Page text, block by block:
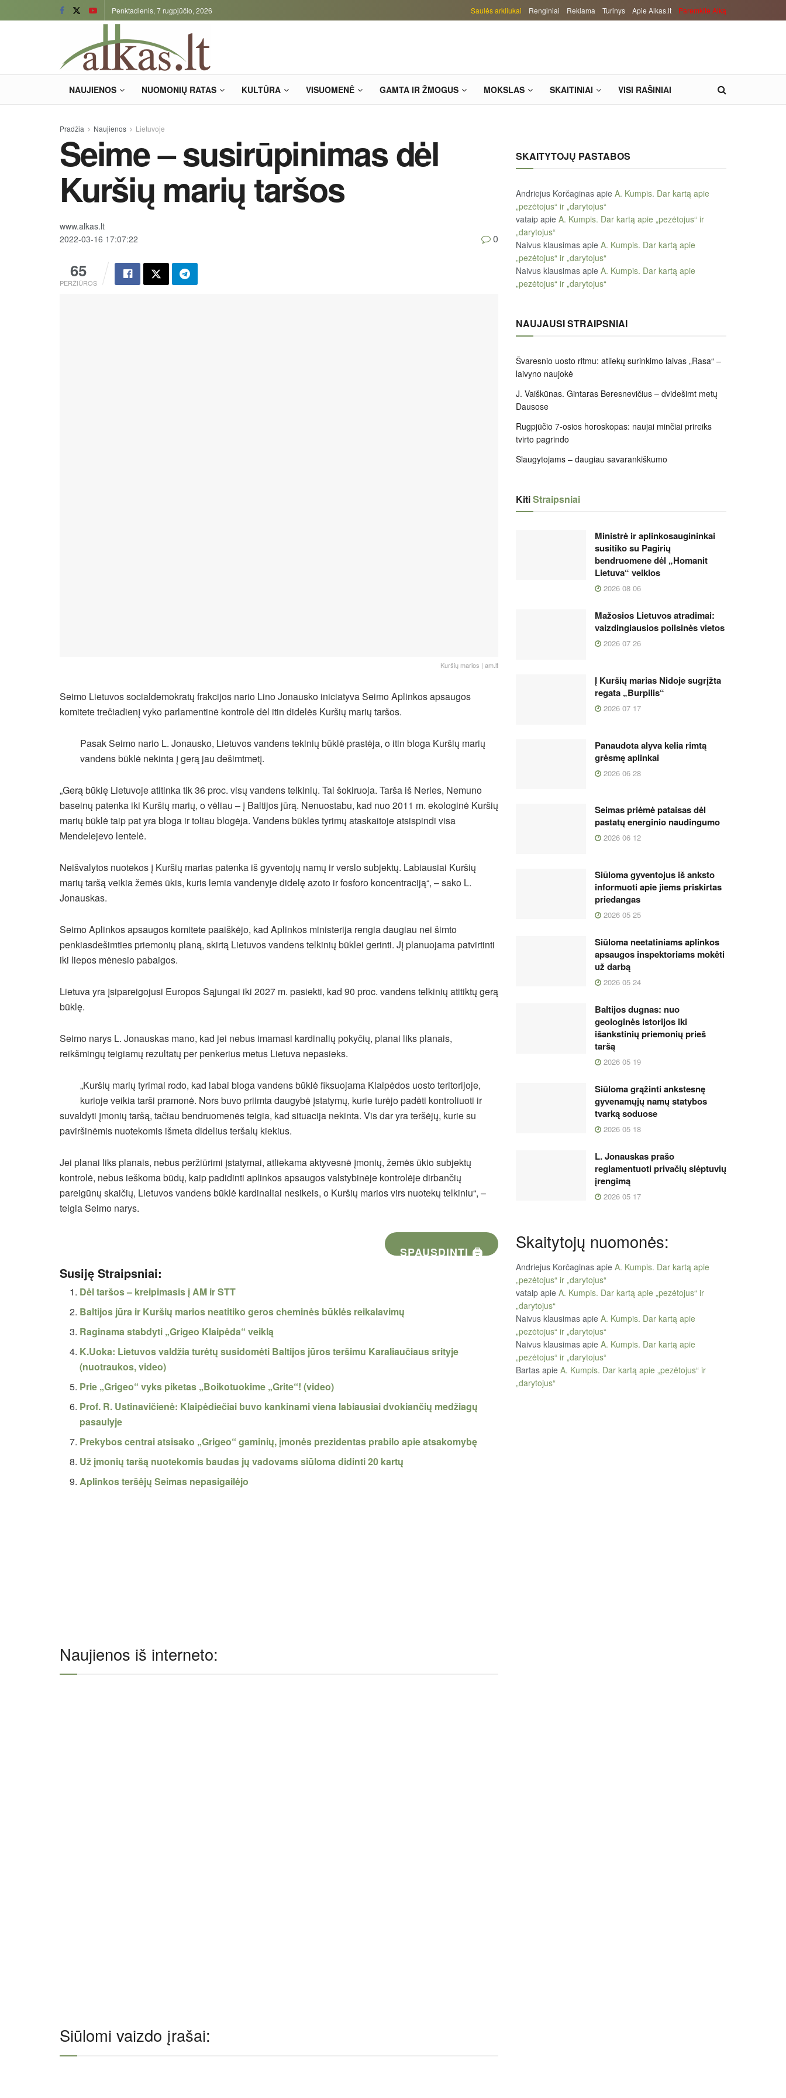
Penktadienis, 7 rugpjūčio, 2026 Saulės arkliukai Renginiai Reklama Turinys Apie Alkas.lt Paremkite Alką
NAUJIENOS NUOMONIŲ RATAS KULTŪRA VISUOMENĖ GAMTA IR ŽMOGUS MOKSLAS SKAITINIAI VISI RAŠINIAI
Pradžia Naujienos Lietuvoje
Seime – susirūpinimas dėl
Kuršių marių taršos
www.alkas.lt
2022-03-16 17:07:22
65
PERŽIŪROS
0
Kuršių marios | am.lt
Seimo Lietuvos socialdemokratų frakcijos nario Lino Jonausko iniciatyva Seimo Aplinkos apsaugos
komitete trečiadienį vyko parlamentinė kontrolė dėl itin didelės Kuršių marių taršos.
Pasak Seimo nario L. Jonausko, Lietuvos vandens tekinių būklė prastėja, o itin bloga Kuršių marių
vandens būklė nekinta į gerą jau dešimtmetį.
„Gerą būklę Lietuvoje atitinka tik 36 proc. visų vandens telkinių. Tai šokiruoja. Tarša iš Neries, Nemuno
baseinų patenka iki Kuršių marių, o vėliau – į Baltijos jūrą. Nenuostabu, kad nuo 2011 m. ekologinė Kuršių
marių būklė taip pat yra bloga ir toliau blogėja. Vandens būklės tyrimų ataskaitoje atsispindi visa
Mendelejevo lentelė.
Neišvalytos nuotekos į Kuršių marias patenka iš gyventojų namų ir verslo subjektų. Labiausiai Kuršių
marių taršą veikia žemės ūkis, kuris lemia vandenyje didelę azoto ir fosforo koncentraciją“, – sako L.
Jonauskas.
Seimo Aplinkos apsaugos komitete paaiškėjo, kad Aplinkos ministerija rengia daugiau nei šimto
penkiasdešimties priemonių planą, skirtą Lietuvos vandens telkinių būklei gerinti. Jį planuojama patvirtinti
iki liepos mėnesio pabaigos.
Lietuva yra įsipareigojusi Europos Sąjungai iki 2027 m. pasiekti, kad 90 proc. vandens telkinių atitiktų gerą
būklę.
Seimo narys L. Jonauskas mano, kad jei nebus imamasi kardinalių pokyčių, planai liks planais,
reikšmingų teigiamų rezultatų per penkerius metus Lietuva nepasieks.
„Kuršių marių tyrimai rodo, kad labai bloga vandens būklė fiksuojama Klaipėdos uosto teritorijoje,
kurioje veikia tarši pramonė. Nors buvo priimta daugybė įstatymų, kurie turėjo padėti kontroliuoti ir
suvaldyti įmonių taršą, tačiau bendruomenės teigia, kad situacija nekinta. Vis dar yra teršėjų, kurie su
paviršinėmis nuotekomis išmeta didelius teršalų kiekius.
Jei planai liks planais, nebus peržiūrimi įstatymai, atliekama aktyvesnė įmonių, žemės ūkio subjektų
kontrolė, nebus ieškoma būdų, kaip padidinti aplinkos apsaugos valstybinėje kontrolėje dirbančių
pareigūnų skaičių, Lietuvos vandens būklė kardinaliai nesikeis, o Kuršių marios virs nuotekų telkiniu“, –
teigia Seimo narys.
SPAUSDINTI 🖨
Susiję Straipsniai:
Dėl taršos – kreipimasis į AM ir STT
Baltijos jūra ir Kuršių marios neatitiko geros cheminės būklės reikalavimų
Raginama stabdyti „Grigeo Klaipėda“ veiklą
K.Uoka: Lietuvos valdžia turėtų susidomėti Baltijos jūros teršimu Karaliaučiaus srityje
(nuotraukos, video)
Prie „Grigeo“ vyks piketas „Boikotuokime „Grite“! (video)
Prof. R. Ustinavičienė: Klaipėdiečiai buvo kankinami viena labiausiai dvokiančių medžiagų
pasaulyje
Prekybos centrai atsisako „Grigeo“ gaminių, įmonės prezidentas prabilo apie atsakomybę
Už įmonių taršą nuotekomis baudas jų vadovams siūloma didinti 20 kartų
Aplinkos teršėjų Seimas nepasigailėjo
Naujienos iš interneto:
Siūlomi vaizdo įrašai:
SKAITYTOJŲ PASTABOS
Andriejus Korčaginas apie A. Kumpis. Dar kartą apie
„pezėtojus“ ir „darytojus“
vataip apie A. Kumpis. Dar kartą apie „pezėtojus“ ir
„darytojus“
Naivus klausimas apie A. Kumpis. Dar kartą apie
„pezėtojus“ ir „darytojus“
Naivus klausimas apie A. Kumpis. Dar kartą apie
„pezėtojus“ ir „darytojus“
NAUJAUSI STRAIPSNIAI
Švaresnio uosto ritmu: atliekų surinkimo laivas „Rasa“ –
laivyno naujokė
J. Vaiškūnas. Gintaras Beresnevičius – dvidešimt metų
Dausose
Rugpjūčio 7-osios horoskopas: naujai minčiai prireiks
tvirto pagrindo
Slaugytojams – daugiau savarankiškumo
KitiStraipsniai
Ministrė ir aplinkosaugininkai
susitiko su Pagirių
bendruomene dėl „Homanit
Lietuva“ veiklos
2026 08 06
Mažosios Lietuvos atradimai:
vaizdingiausios poilsinės vietos
2026 07 26
Į Kuršių marias Nidoje sugrįžta
regata „Burpilis“
2026 07 17
Panaudota alyva kelia rimtą
grėsmę aplinkai
2026 06 28
Seimas priėmė pataisas dėl
pastatų energinio naudingumo
2026 06 12
Siūloma gyventojus iš anksto
informuoti apie jiems priskirtas
priedangas
2026 05 25
Siūloma neetatiniams aplinkos
apsaugos inspektoriams mokėti
už darbą
2026 05 24
Baltijos dugnas: nuo
geologinės istorijos iki
išankstinių priemonių prieš
taršą
2026 05 19
Siūloma grąžinti ankstesnę
gyvenamųjų namų statybos
tvarką soduose
2026 05 18
L. Jonauskas prašo
reglamentuoti privačių slėptuvių
įrengimą
2026 05 17
Skaitytojų nuomonės:
Andriejus Korčaginas apie A. Kumpis. Dar kartą apie
„pezėtojus“ ir „darytojus“
vataip apie A. Kumpis. Dar kartą apie „pezėtojus“ ir
„darytojus“
Naivus klausimas apie A. Kumpis. Dar kartą apie
„pezėtojus“ ir „darytojus“
Naivus klausimas apie A. Kumpis. Dar kartą apie
„pezėtojus“ ir „darytojus“
Bartas apie A. Kumpis. Dar kartą apie „pezėtojus“ ir
„darytojus“